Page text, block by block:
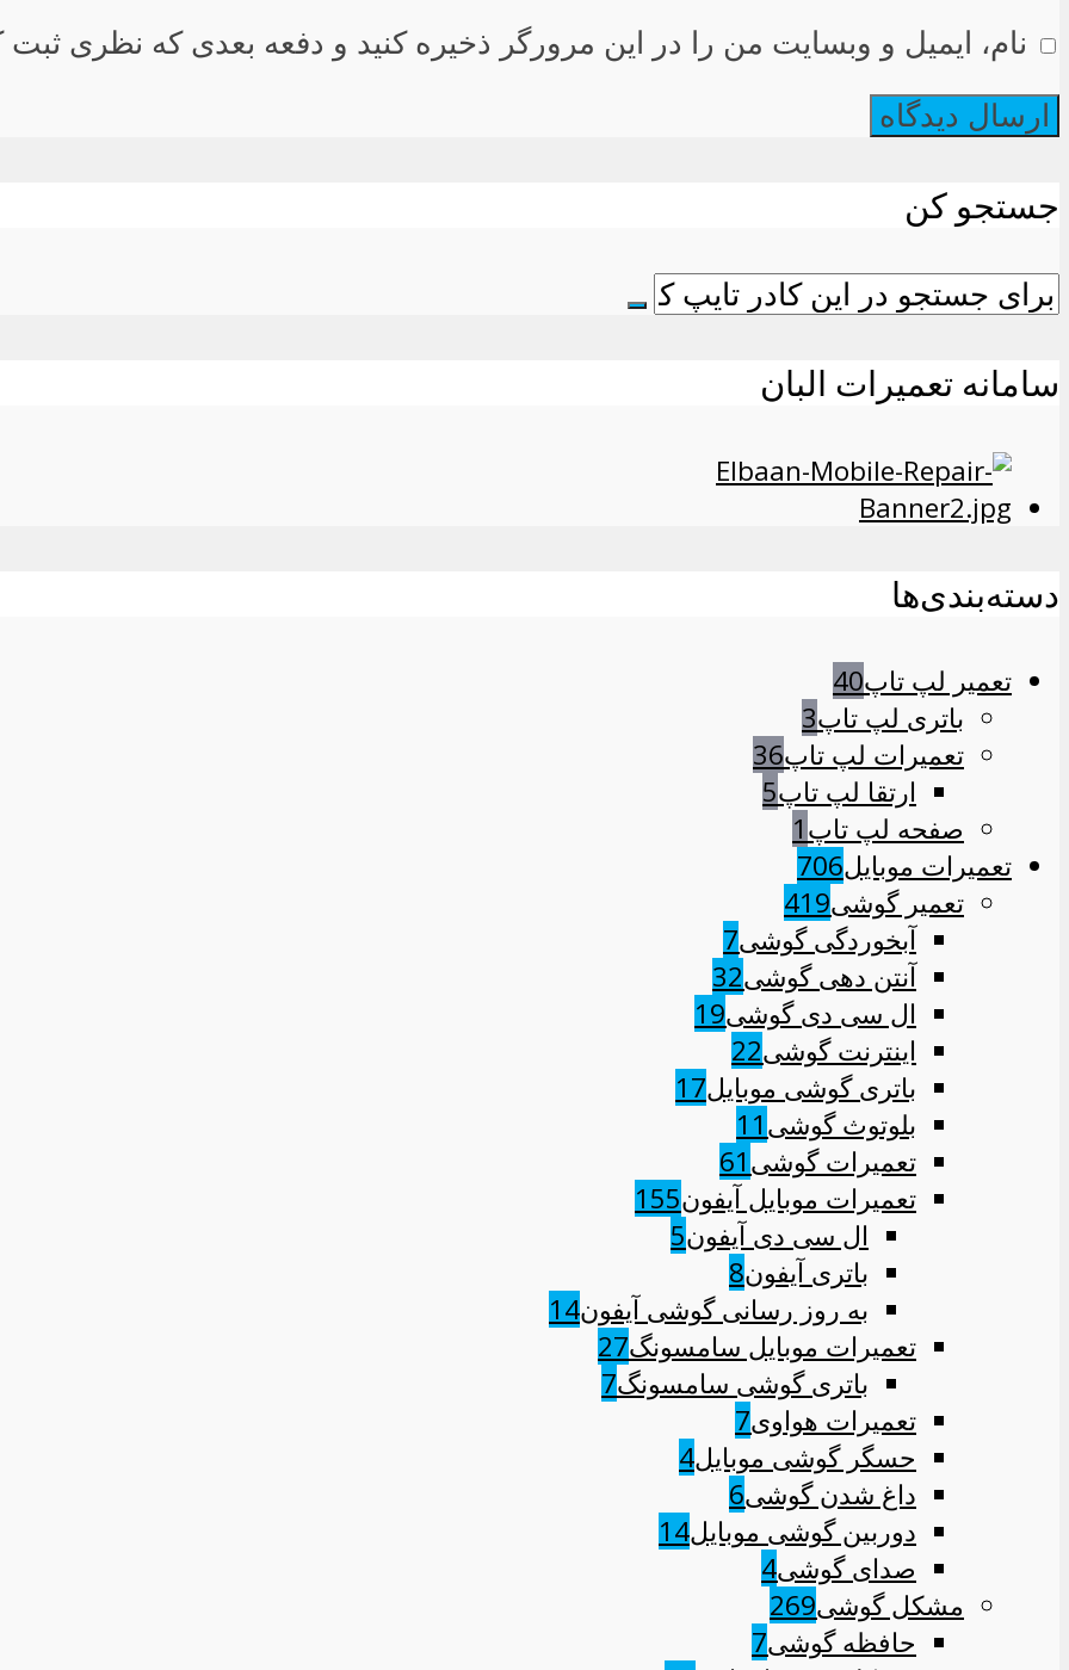
نام، ایمیل و وبسایت من را در این مرورگر ذخیره کنید و دفعه بعدی که نظری ثبت
جستجو کن
سامانه تعمیرات البان
دسته‌بندی‌ها
تعمیر لپ تاپ40
باتری لپ تاپ3
تعمیرات لپ تاپ36
ارتقا لپ تاپ5
صفحه لپ تاپ1
تعمیرات موبایل706
تعمیر گوشی419
آبخوردگی گوشی7
آنتن دهی گوشی32
ال سی دی گوشی19
اینترنت گوشی22
باتری گوشی موبایل17
بلوتوث گوشی11
تعمیرات گوشی61
تعمیرات موبایل آیفون155
ال سی دی آیفون5
باتری آیفون8
به روز رسانی گوشی آیفون14
تعمیرات موبایل سامسونگ27
باتری گوشی سامسونگ7
تعمیرات هواوی7
حسگر گوشی موبایل4
داغ شدن گوشی6
دوربین گوشی موبایل14
صدای گوشی4
مشکل گوشی269
حافظه گوشی7